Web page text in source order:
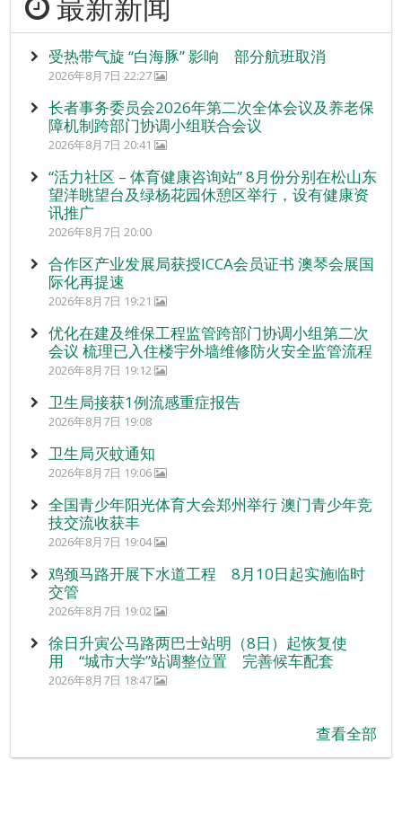
受热带气旋 “白海豚” 影响 部分航班取消
2026年8月7日 22:27
长者事务委员会2026年第二次全体会议及养老保
障机制跨部门协调小组联合会议
2026年8月7日 20:41
“活力社区 – 体育健康咨询站” 8月份分别在松山东
望洋眺望台及绿杨花园休憩区举行，设有健康资
讯推广
2026年8月7日 20:00
合作区产业发展局获授ICCA会员证书 澳琴会展国
际化再提速
2026年8月7日 19:21
优化在建及维保工程监管跨部门协调小组第二次
会议 梳理已入住楼宇外墙维修防火安全监管流程
2026年8月7日 19:12
卫生局接获1例流感重症报告
2026年8月7日 19:08
卫生局灭蚊通知
2026年8月7日 19:06
全国青少年阳光体育大会郑州举行 澳门青少年竞
技交流收获丰
2026年8月7日 19:04
鸡颈马路开展下水道工程 8月10日起实施临时
交管
2026年8月7日 19:02
徐日升寅公马路两巴士站明（8日）起恢复使
用 “城市大学”站调整位置 完善候车配套
2026年8月7日 18:47
查看全部